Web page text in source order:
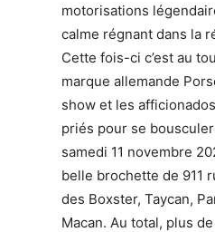
motorisations
calme régnant dans la
Cette fois-ci c’est au
marque allemande
show et les
priés pour se
samedi 11 novembre
belle brochette de 911
des Boxster, Taycan,
Macan. Au total, plus